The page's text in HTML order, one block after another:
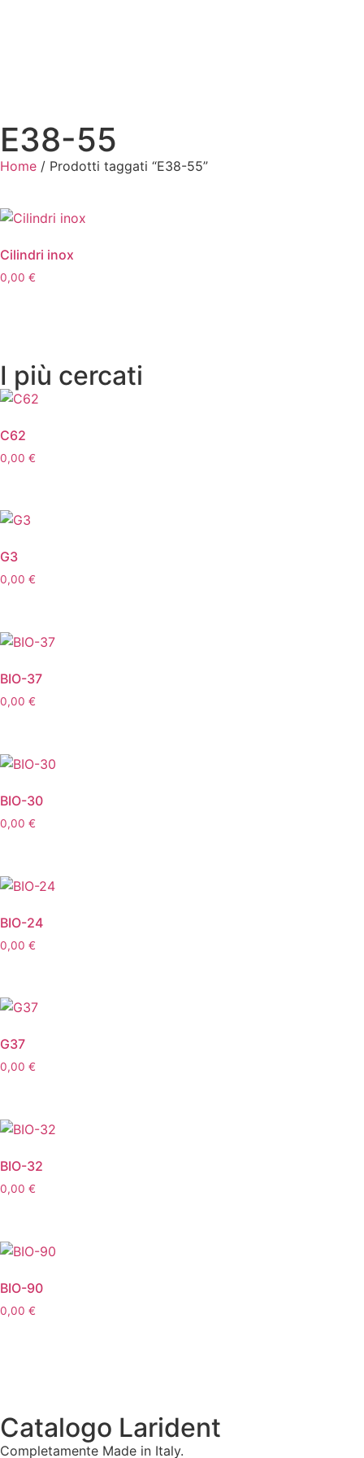
E38-55
Home / Prodotti taggati “E38-55”
Cilindri inox
0,00 €
I più cercati
C62
0,00 €
G3
0,00 €
BIO-37
0,00 €
BIO-30
0,00 €
BIO-24
0,00 €
G37
0,00 €
BIO-32
0,00 €
BIO-90
0,00 €
Catalogo Larident
Completamente Made in Italy.